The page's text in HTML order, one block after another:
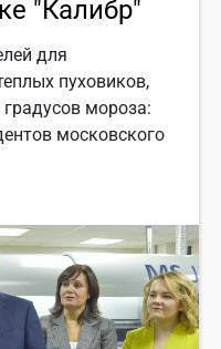
"Калибр"
для
пуховиков,
мороза:
московского